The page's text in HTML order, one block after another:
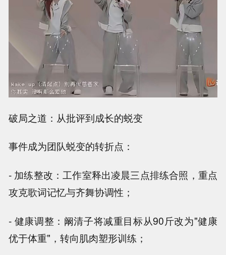
破局之道：从批评到成长的蜕变
事件成为团队蜕变的转折点：
- 加练整改：工作室释出凌晨三点排练合照，重点
攻克歌词记忆与齐舞协调性；
- 健康调整：阚清子将减重目标从90斤改为"健康
优于体重"，转向肌肉塑形训练；